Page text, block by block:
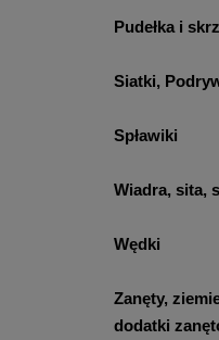
Pudełka i
Siatki,
Spławiki
Wiadra, sita,
Wędki
Zanęty,
dodatki